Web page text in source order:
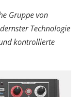
Gruppe von
Technologie
kontrollierte